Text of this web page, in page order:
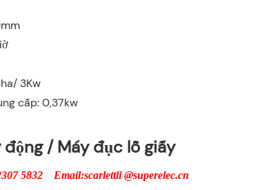
3Kw
cấp: 0,37kw
/ Máy đục lỗ giấy
5832 Email:scarlettli @superelec.cn